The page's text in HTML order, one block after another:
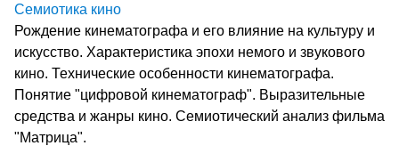
Семиотика кино
Рождение кинематографа и его влияние на культуру и
искусство. Характеристика эпохи немого и звукового
кино. Технические особенности кинематографа.
Понятие "цифровой кинематограф". Выразительные
средства и жанры кино. Семиотический анализ фильма
"Матрица".